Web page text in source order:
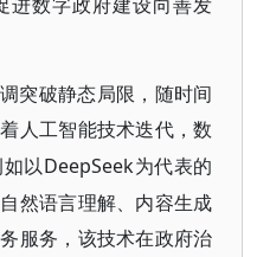
突破静态局限，随时间
人工智能技术迭代，数
以 DeepSeek为代表的
然语言理解、内容生成
服务，该技术在政府治